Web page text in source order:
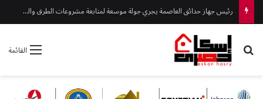
رئيس جهاز حدائق العاصمة يجري جولة موسعة لمتابعة مشروعات الطرق والمرافق
القائمة بحث عن